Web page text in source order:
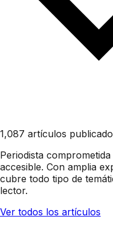
1,087 artículos
Periodista
accesible. Con amplia
cubre todo tipo de
lector.
Ver todos los artículos